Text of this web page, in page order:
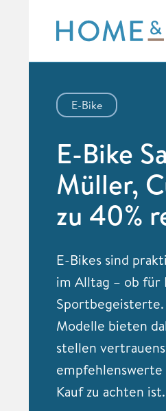
content
E-Bike
E-Bike
Müller,
zu 40%
E-Bikes sind
im Alltag – ob für
Modelle bieten
stellen
Kauf zu achten ist.